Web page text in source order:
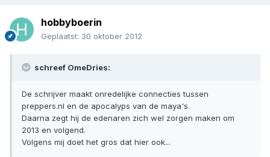
hobbyboerin
Geplaatst: 30 oktober 2012
schreef OmeDries:
De schrijver maakt onredelijke connecties tussen
preppers.nl en de apocalyps van de maya's.
Daarna zegt hij de edenaren zich wel zorgen maken om
2013 en volgend.
Volgens mij doet het gros dat hier ook...